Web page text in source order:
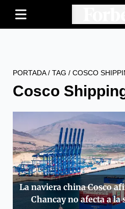
PORTADA/ TAG / COSCO
Cosco
La naviera china Cosco
Chancay no afecta a la